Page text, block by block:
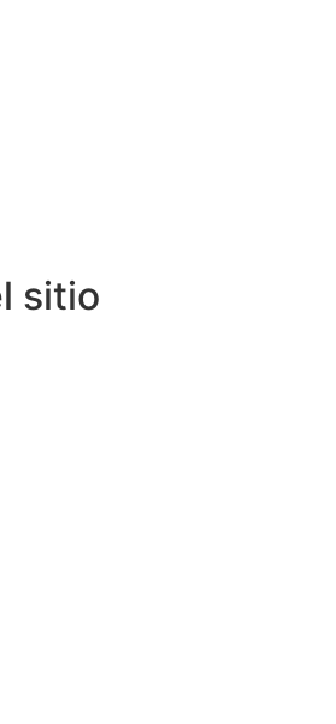
sitio